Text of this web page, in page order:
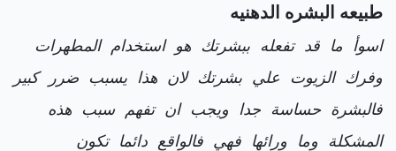
طبيعه البشره الدهنيه
اسوأ ما قد تفعله ببشرتك هو استخدام المطهرات
وفرك الزيوت علي بشرتك لان هذا يسبب ضرر كبير
فالبشرة حساسة جدا ويجب ان تفهم سبب هذه
المشكلة وما ورائها فهي فالواقع دائما تكون